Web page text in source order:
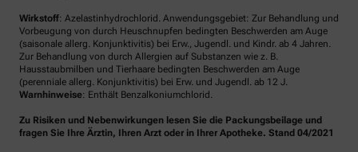
Wirkstoff: Azelastinhydrochlorid. Anwendungsgebiet: Zur Behandlung und
Vorbeugung von durch Heuschnupfen bedingten Beschwerden am Auge
(saisonale allerg. Konjunktivitis) bei Erw., Jugendl. und Kindr. ab 4 Jahren.
Zur Behandlung von durch Allergien auf Substanzen wie z. B.
Hausstaubmilben und Tierhaare bedingten Beschwerden am Auge
(perenniale allerg. Konjunktivitis) bei Erw. und Jugendl. ab 12 J.
Warnhinweise: Enthält Benzalkoniumchlorid.
Zu Risiken und Nebenwirkungen lesen Sie die Packungsbeilage und
fragen Sie Ihre Ärztin, Ihren Arzt oder in Ihrer Apotheke. Stand 04/2021